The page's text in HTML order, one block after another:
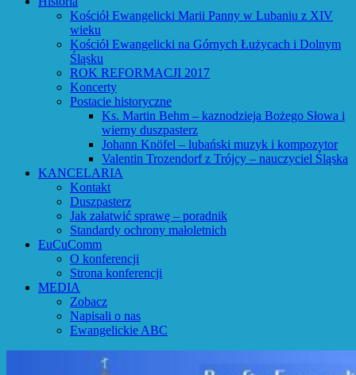
Kościół Ewangelicki Marii Panny w Lubaniu z XIV
wieku
Kościół Ewangelicki na Górnych Łużycach i Dolnym
Śląsku
ROK REFORMACJI 2017
Koncerty
Postacie historyczne
Ks. Martin Behm – kaznodzieja Bożego Słowa i
wierny duszpasterz
Johann Knöfel – lubański muzyk i kompozytor
Valentin Trozendorf z Trójcy – nauczyciel Śląska
KANCELARIA
Kontakt
Duszpasterz
Jak załatwić sprawę – poradnik
Standardy ochrony małoletnich
EuCuComm
O konferencji
Strona konferencji
MEDIA
Zobacz
Napisali o nas
Ewangelickie ABC